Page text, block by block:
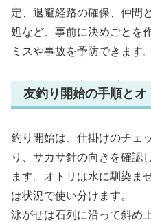
定、退避経路の確保、仲間
処など、事前に決めごとを
ミスや事故を予防できます。
友釣り開始の手順とオ
釣り開始は、仕掛けのチェ
り、サカサ針の向きを確認
ます。オトリは水に馴染ま
は状況で使い分けます。
泳がせは石列に沿って斜め